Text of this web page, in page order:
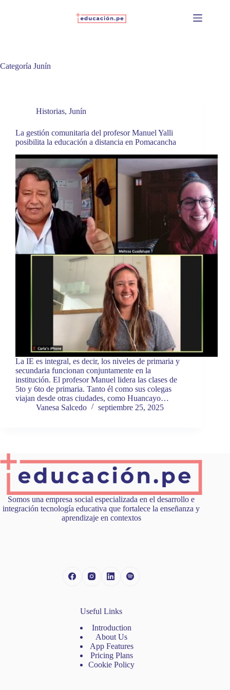
Categoría Junín
Historias, Junín
La gestión comunitaria del profesor Manuel Yalli
posibilita la educación a distancia en Pomacancha
La IE es integral, es decir, los niveles de primaria y
secundaria funcionan conjuntamente en la
institución. El profesor Manuel lidera las clases de
5to y 6to de primaria. Tanto él como sus colegas
viajan desde otras ciudades, como Huancayo…
Vanesa Salcedo
septiembre 25, 2025
Somos una empresa social especializada en el desarrollo e
integración tecnología educativa que fortalece la enseñanza y
aprendizaje en contextos
Useful Links
Introduction
About Us
App Features
Pricing Plans
Cookie Policy